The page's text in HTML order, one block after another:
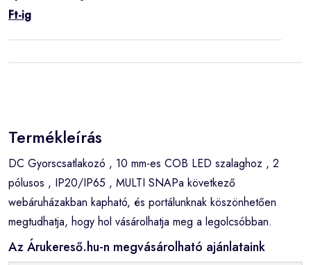
Ft-ig
Termékleírás
DC Gyorscsatlakozó , 10 mm-es COB LED szalaghoz , 2
pólusos , IP20/IP65 , MULTI SNAPa következő
webáruházakban kapható, és portálunknak köszönhetően
megtudhatja, hogy hol vásárolhatja meg a legolcsóbban.
Az Árukereső.hu-n megvásárolható ajánlataink